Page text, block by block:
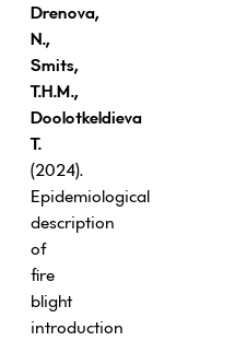
Drenova,
N.,
Smits,
T.H.M.,
Doolotkeldieva
T.
(2024).
Epidemiological
description
of
fire
blight
introduction